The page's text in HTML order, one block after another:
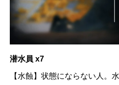
潜水員 x7
【水蝕】状態にならない人。